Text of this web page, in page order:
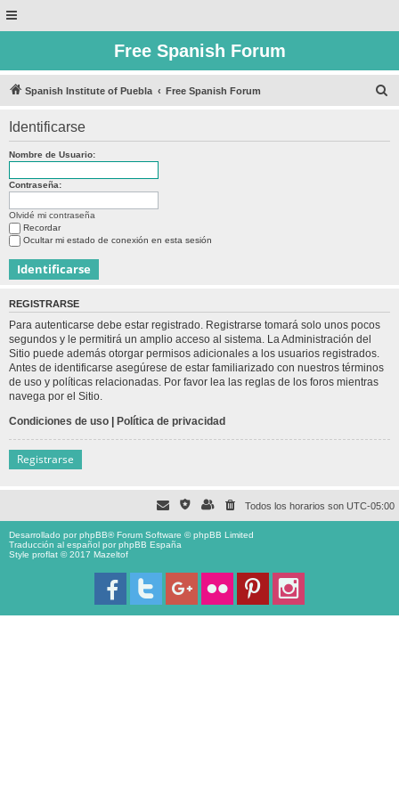
Free Spanish Forum
Spanish Institute of Puebla Free Spanish Forum
Identificarse
Nombre de Usuario:
Contraseña:
Olvidé mi contraseña
Recordar
Ocultar mi estado de conexión en esta sesión
REGISTRARSE
Para autenticarse debe estar registrado. Registrarse tomará solo unos pocos
segundos y le permitirá un amplio acceso al sistema. La Administración del
Sitio puede además otorgar permisos adicionales a los usuarios registrados.
Antes de identificarse asegúrese de estar familiarizado con nuestros términos
de uso y políticas relacionadas. Por favor lea las reglas de los foros mientras
navega por el Sitio.
Condiciones de uso | Política de privacidad
Registrarse
Todos los horarios son UTC-05:00
Desarrollado porphpBB® Forum Software © phpBB Limited
Traducción al español porphpBB España
Style proflat © 2017 Mazeltof